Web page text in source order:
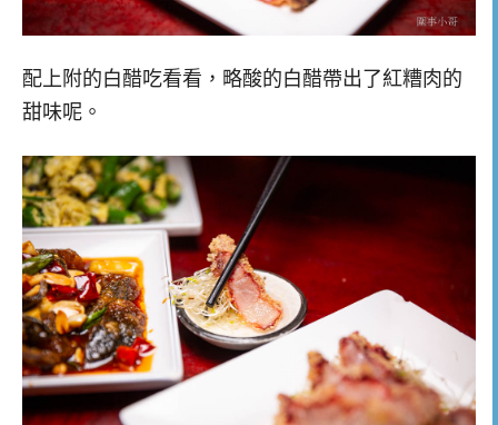
配上附的白醋吃看看，略酸的白醋帶出了紅糟肉的
甜味呢。